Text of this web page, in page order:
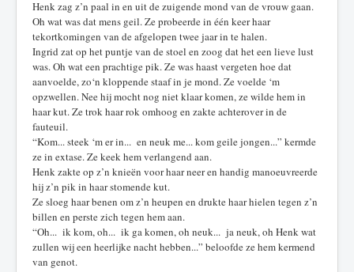
Henk zag z’n paal in en uit de zuigende mond van de vrouw gaan.
Oh wat was dat mens geil. Ze probeerde in één keer haar
tekortkomingen van de afgelopen twee jaar in te halen.
Ingrid zat op het puntje van de stoel en zoog dat het een lieve lust
was. Oh wat een prachtige pik. Ze was haast vergeten hoe dat
aanvoelde, zo‘n kloppende staaf in je mond. Ze voelde ‘m
opzwellen. Nee hij mocht nog niet klaar komen, ze wilde hem in
haar kut. Ze trok haar rok omhoog en zakte achterover in de
fauteuil.
“Kom... steek ‘m er in... en neuk me... kom geile jongen...” kermde
ze in extase. Ze keek hem verlangend aan.
Henk zakte op z’n knieën voor haar neer en handig manoeuvreerde
hij z’n pik in haar stomende kut.
Ze sloeg haar benen om z’n heupen en drukte haar hielen tegen z’n
billen en perste zich tegen hem aan.
“Oh... ik kom, oh... ik ga komen, oh neuk... ja neuk, oh Henk wat
zullen wij een heerlijke nacht hebben...” beloofde ze hem kermend
van genot.